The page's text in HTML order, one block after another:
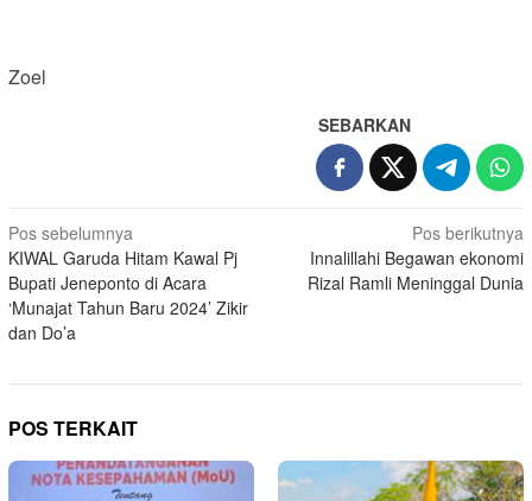
Zoel
SEBARKAN
Navigasi
pos
Pos sebelumnya
KIWAL Garuda Hitam Kawal Pj
Bupati Jeneponto di Acara
‘Munajat Tahun Baru 2024’ Zikir
dan Do’a
Pos berikutnya
Innalillahi Begawan ekonomi
Rizal Ramli Meninggal Dunia
POS TERKAIT